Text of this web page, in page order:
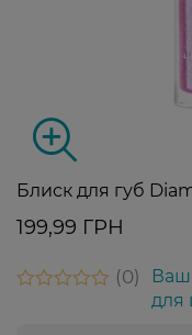
Блиск для губ
199,99 ГРН
0
Ваш
для